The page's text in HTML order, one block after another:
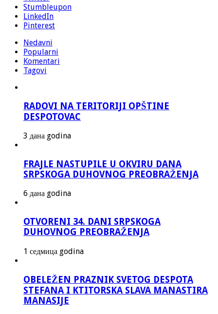
Stumbleupon
LinkedIn
Pinterest
Nedavni
Popularni
Komentari
Tagovi
RADOVI NA TERITORIJI OPŠTINE
DESPOTOVAC
3 дана godina
FRAJLE NASTUPILE U OKVIRU DANA
SRPSKOGA DUHOVNOG PREOBRAŽENJA
6 дана godina
OTVORENI 34. DANI SRPSKOGA
DUHOVNOG PREOBRAŽENJA
1 седмица godina
OBELEŽEN PRAZNIK SVETOG DESPOTA
STEFANA I KTITORSKA SLAVA MANASTIRA
MANASIJE